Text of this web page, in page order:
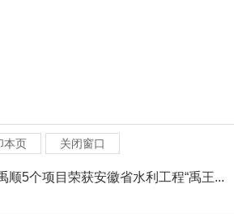
本页 关闭窗口
顺5个项目荣获安徽省水利工程“禹王...